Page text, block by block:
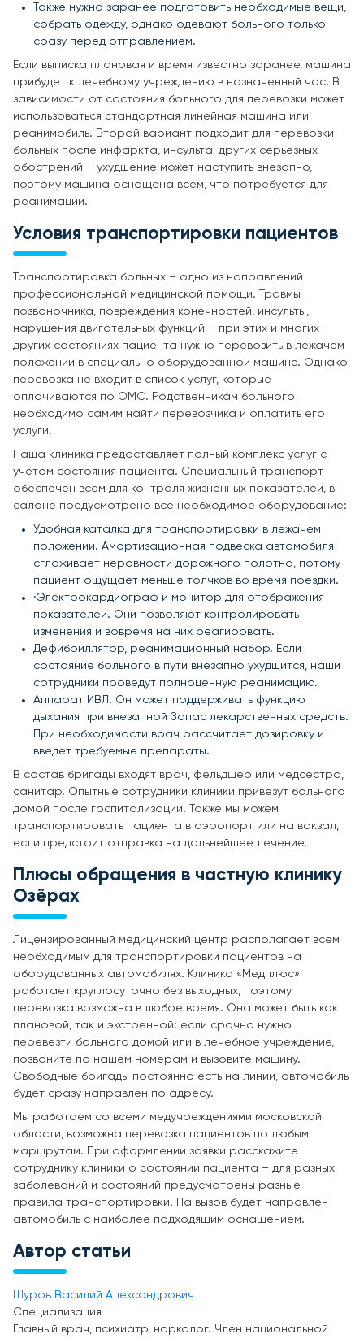
Также нужно заранее подготовить необходимые вещи,
собрать одежду, однако одевают больного только
сразу перед отправлением.
Если выписка плановая и время известно заранее, машина
прибудет к лечебному учреждению в назначенный час. В
зависимости от состояния больного для перевозки может
использоваться стандартная линейная машина или
реанимобиль. Второй вариант подходит для перевозки
больных после инфаркта, инсульта, других серьезных
обострений – ухудшение может наступить внезапно,
поэтому машина оснащена всем, что потребуется для
реанимации.
Условия транспортировки пациентов
Транспортировка больных – одно из направлений
профессиональной медицинской помощи. Травмы
позвоночника, повреждения конечностей, инсульты,
нарушения двигательных функций – при этих и многих
других состояниях пациента нужно перевозить в лежачем
положении в специально оборудованной машине. Однако
перевозка не входит в список услуг, которые
оплачиваются по ОМС. Родственникам больного
необходимо самим найти перевозчика и оплатить его
услуги.
Наша клиника предоставляет полный комплекс услуг с
учетом состояния пациента. Специальный транспорт
обеспечен всем для контроля жизненных показателей, в
салоне предусмотрено все необходимое оборудование:
Удобная каталка для транспортировки в лежачем
положении. Амортизационная подвеска автомобиля
сглаживает неровности дорожного полотна, потому
пациент ощущает меньше толчков во время поездки.
·Электрокардиограф и монитор для отображения
показателей. Они позволяют контролировать
изменения и вовремя на них реагировать.
Дефибриллятор, реанимационный набор. Если
состояние больного в пути внезапно ухудшится, наши
сотрудники проведут полноценную реанимацию.
Аппарат ИВЛ. Он может поддерживать функцию
дыхания при внезапной Запас лекарственных средств.
При необходимости врач рассчитает дозировку и
введет требуемые препараты.
В состав бригады входят врач, фельдшер или медсестра,
санитар. Опытные сотрудники клиники привезут больного
домой после госпитализации. Также мы можем
транспортировать пациента в аэропорт или на вокзал,
если предстоит отправка на дальнейшее лечение.
Плюсы обращения в частную клинику
Озёрах
Лицензированный медицинский центр располагает всем
необходимым для транспортировки пациентов на
оборудованных автомобилях. Клиника «Медплюс»
работает круглосуточно без выходных, поэтому
перевозка возможна в любое время. Она может быть как
плановой, так и экстренной: если срочно нужно
перевезти больного домой или в лечебное учреждение,
позвоните по нашем номерам и вызовите машину.
Свободные бригады постоянно есть на линии, автомобиль
будет сразу направлен по адресу.
Мы работаем со всеми медучреждениями московской
области, возможна перевозка пациентов по любым
маршрутам. При оформлении заявки расскажите
сотруднику клиники о состоянии пациента – для разных
заболеваний и состояний предусмотрены разные
правила транспортировки. На вызов будет направлен
автомобиль с наиболее подходящим оснащением.
Автор статьи
Шуров Василий Александрович
Специализация
Главный врач, психиатр, нарколог. Член национальной